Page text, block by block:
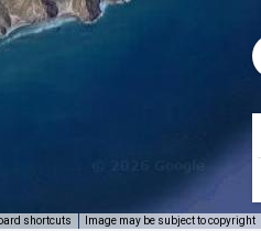
shortcuts Image may be subject to copyright